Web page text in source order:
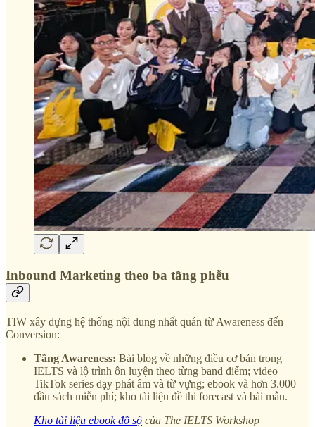
Inbound Marketing theo ba tầng phễu
TIW xây dựng hệ thống nội dung nhất quán từ Awareness đến
Conversion:
Tầng Awareness: Bài blog về những điều cơ bản trong
IELTS và lộ trình ôn luyện theo từng band điểm; video
TikTok series dạy phát âm và từ vựng; ebook và hơn 3.000
đầu sách miễn phí; kho tài liệu đề thi forecast và bài mẫu.
Kho tài liệu ebook đồ sộ của The IELTS Workshop